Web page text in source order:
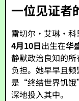
一位见证者
雷切尔·艾琳·科
4月10日出生在华
静默政治良知的
负担。她早早且
是“终结世界饥
深地投入其中。